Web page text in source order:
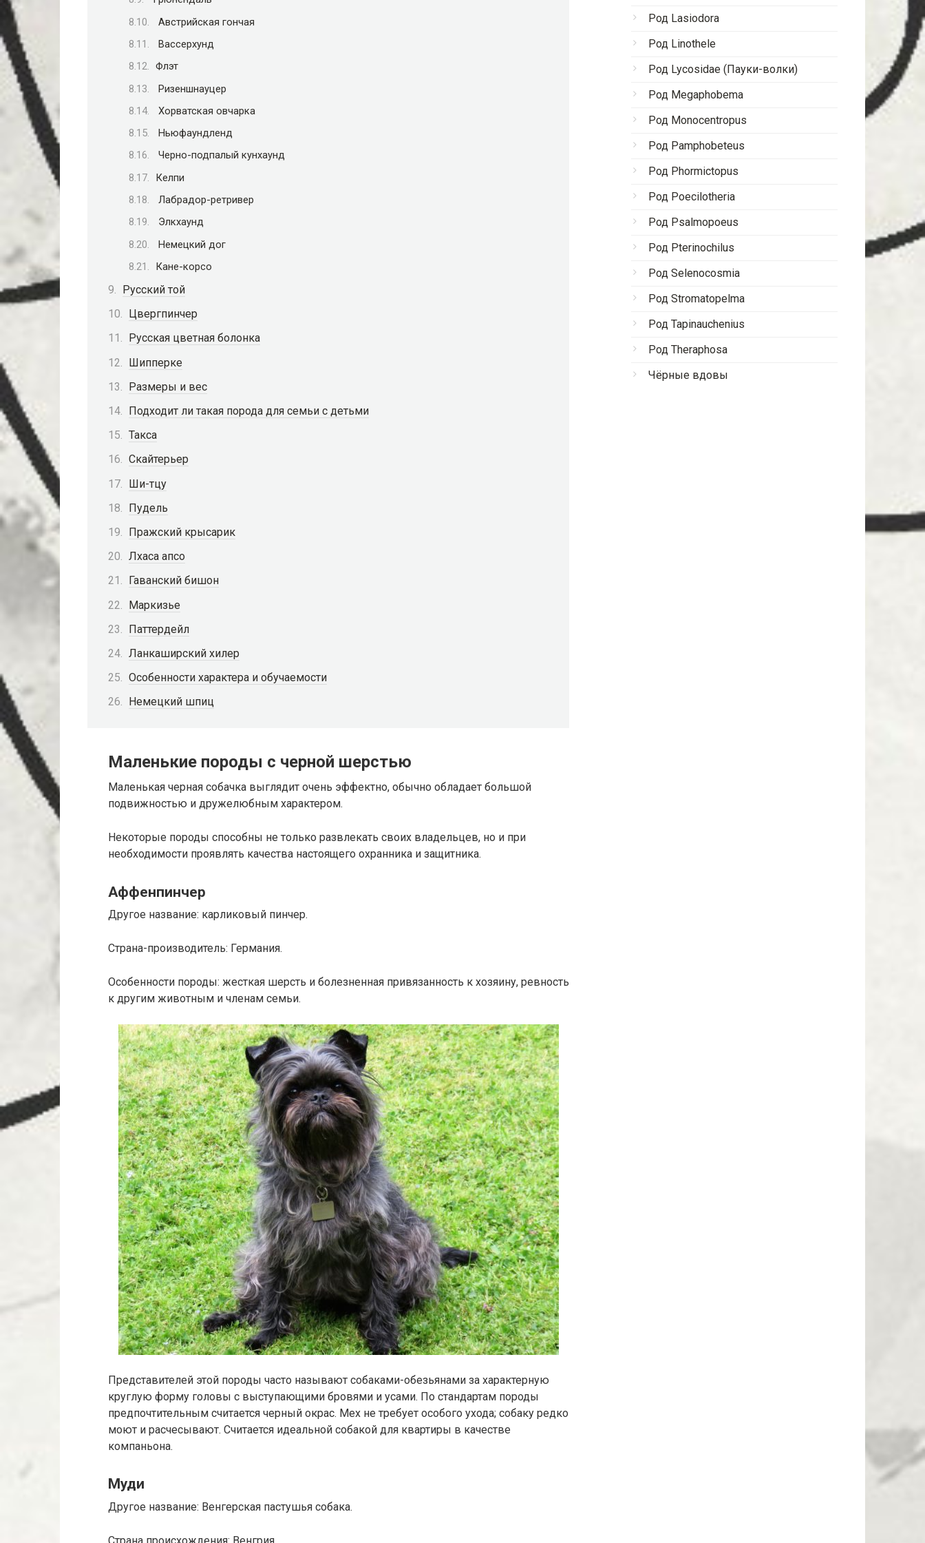
Австрийская гончая
Вассерхунд
Флэт
Ризеншнауцер
Хорватская овчарка
Ньюфаундленд
Черно-подпалый кунхаунд
Келпи
Лабрадор-ретривер
Элкхаунд
Немецкий дог
Кане-корсо
Русский той
Цвергпинчер
Русская цветная болонка
Шипперке
Размеры и вес
Подходит ли такая порода для семьи с детьми
Такса
Скайтерьер
Ши-тцу
Пудель
Пражский крысарик
Лхаса апсо
Гаванский бишон
Маркизье
Паттердейл
Ланкаширский хилер
Особенности характера и обучаемости
Немецкий шпиц
Маленькие породы с черной шерстью
Маленькая черная собачка выглядит очень эффектно, обычно обладает большой
подвижностью и дружелюбным характером.
Некоторые породы способны не только развлекать своих владельцев, но и при
необходимости проявлять качества настоящего охранника и защитника.
Аффенпинчер
Другое название: карликовый пинчер.
Страна-производитель: Германия.
Особенности породы: жесткая шерсть и болезненная привязанность к хозяину, ревность
к другим животным и членам семьи.
Представителей этой породы часто называют собаками-обезьянами за характерную
круглую форму головы с выступающими бровями и усами. По стандартам породы
предпочтительным считается черный окрас. Мех не требует особого ухода; собаку редко
моют и расчесывают. Считается идеальной собакой для квартиры в качестве
компаньона.
Муди
Другое название: Венгерская пастушья собака.
Страна происхождения: Венгрия.
Род Lasiodora
Род Linothele
Род Lycosidae (Пауки-волки)
Род Megaphobema
Род Monocentropus
Род Pamphobeteus
Род Phormictopus
Род Poecilotheria
Род Psalmopoeus
Род Pterinochilus
Род Selenocosmia
Род Stromatopelma
Род Tapinauchenius
Род Theraphosa
Чёрные вдовы